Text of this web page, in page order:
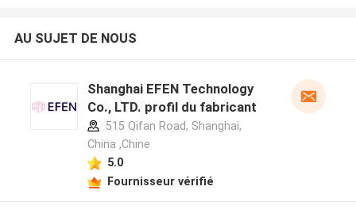
AU SUJET DE NOUS
Shanghai EFEN Technology
Co., LTD. profil du fabricant
515 Qifan Road, Shanghai,
China ,Chine
5.0
Fournisseur vérifié